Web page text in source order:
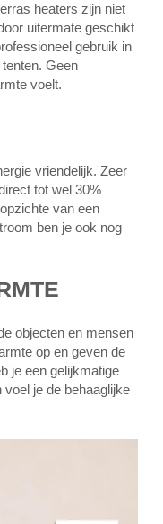
heaters zijn niet
uitermate geschikt
gebruik in
Geen
voelt.
vriendelijk. Zeer
tot wel 30%
van een
ben je ook nog
objecten en mensen
op en geven de
je een gelijkmatige
je de behaaglijke